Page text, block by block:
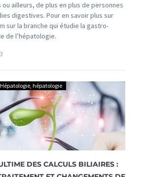
ou ailleurs, de plus en plus de personnes
digestives. Pour en savoir plus sur
sur la branche qui étudie la gastro-
de l’hépatologie.
, hépatologie
DES CALCULS BILIAIRES :